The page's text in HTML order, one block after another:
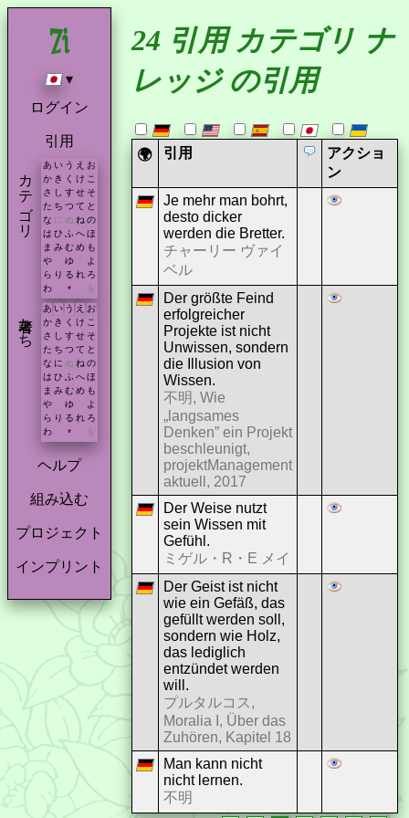
▾
ログイン
引用
カテゴリ あ い う え お
か き く け こ
さ し す せ そ
た ち つ て と
な に ぬ ね の
は ひ ふ へ ほ
ま み む め も
や
ゆ
よ
ら り る れ ろ
わ
* を
著者たち あ い う え お
か き く け こ
さ
し す せ そ
た ち つ て と
な に ぬ ね の
は ひ ふ へ ほ
ま み む め も
や
ゆ
よ
ら り る れ ろ
わ
* を
ヘルプ
組み込む
プロジェクト
インプリント
24 引用 カテゴリ ナ
レッジ の引用
🌍 引用
アクショ
ン
Je mehr man bohrt,
desto dicker
werden die Bretter.
チャーリー ヴァイ
ベル
Der größte Feind
erfolgreicher
Projekte ist nicht
Unwissen, sondern
die Illusion von
Wissen.
不明, Wie
„langsames
Denken” ein Projekt
beschleunigt,
projektManagement
aktuell, 2017
Der Weise nutzt
sein Wissen mit
Gefühl.
ミゲル・R・E メイ
Der Geist ist nicht
wie ein Gefäß, das
gefüllt werden soll,
sondern wie Holz,
das lediglich
entzündet werden
will.
プルタルコス,
Moralia I, Über das
Zuhören, Kapitel 18
Man kann nicht
nicht lernen.
不明